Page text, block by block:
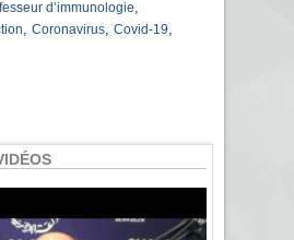
d’immunologie
Coronavirus Covid-19